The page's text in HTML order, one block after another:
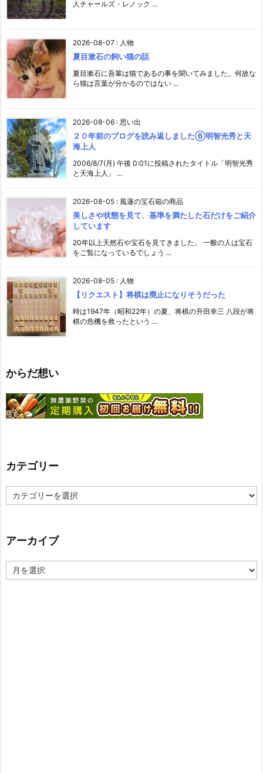
人チャールズ・レノック ...
2026-08-07 : 人物
夏目漱石の飼い猫の話
夏目漱石に吾輩は猫であるの事を聞いてみました。何故な
ら猫は言葉が分かるのではない ...
2026-08-06 : 思い出
２０年前のブログを読み返しました⑥明智光秀と天
海上人
2006/8/7(月) 午後 0:01に投稿されたタイトル「明智光秀
と天海上人」 ...
2026-08-05 : 風蓮の宝石箱の商品
美しさや状態を見て、基準を満たした石だけをご紹介
しています
20年以上天然石や宝石を見てきました。 一般の人は宝石
をご覧になっているでしょう ...
2026-08-05 : 人物
【リクエスト】将棋は廃止になりそうだった
時は1947年（昭和22年）の夏、将棋の升田幸三 八段が将
棋の危機を救ったという ...
からだ想い
カテゴリー
テ
ー
アーカイブ
ー